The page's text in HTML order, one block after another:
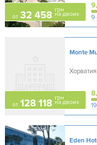
от 32 458 грн
на двоих 9
от 128 118 грн
на двоих
Monte
Eden